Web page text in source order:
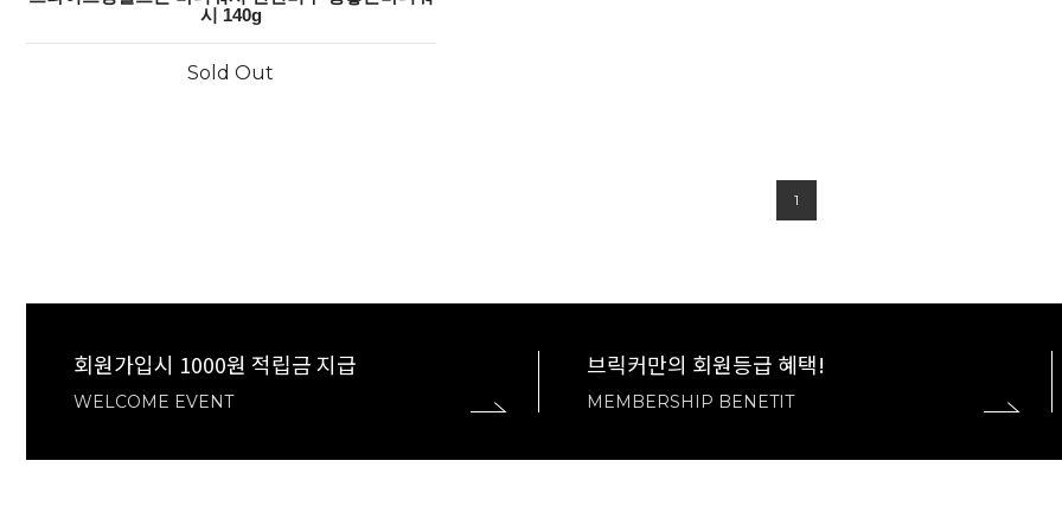
시 140g
Sold Out
1
회원가입시 1000원 적립금 지급
WELCOME EVENT
브릭커만의 회원등급 혜택!
MEMBERSHIP BENETIT